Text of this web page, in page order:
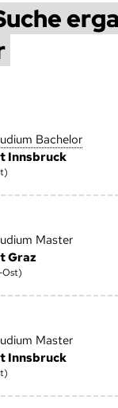
Bachelor
Innsbruck
Master
Graz
Ost)
Master
Innsbruck